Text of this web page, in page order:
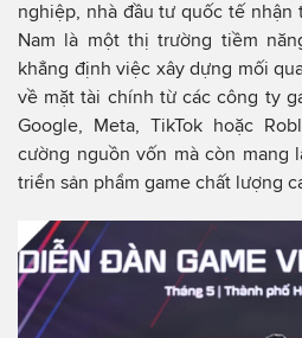
nghiệp, nhà đầu tư quốc tế
Nam là một thị trường tiềm
khẳng định việc xây dựng mối
về mặt tài chính từ các công ty
Google, Meta, TikTok hoặc
cường nguồn vốn mà còn mang
triển sản phẩm game chất lượng